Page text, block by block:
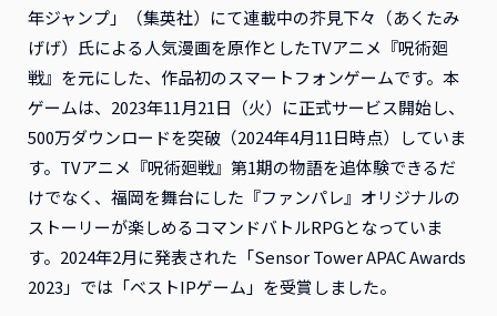
年ジャンプ」（集英社）にて連載中の芥見下々（あくたみ
げげ）氏による人気漫画を原作としたTVアニメ『呪術廻
戦』を元にした、作品初のスマートフォンゲームです。本
ゲームは、2023年11月21日（火）に正式サービス開始し、
500万ダウンロードを突破（2024年4月11日時点）していま
す。TVアニメ『呪術廻戦』第1期の物語を追体験できるだ
けでなく、福岡を舞台にした『ファンパレ』オリジナルの
ストーリーが楽しめるコマンドバトルRPGとなっていま
す。2024年2月に発表された「Sensor Tower APAC Awards
2023」では「ベストIPゲーム」を受賞しました。